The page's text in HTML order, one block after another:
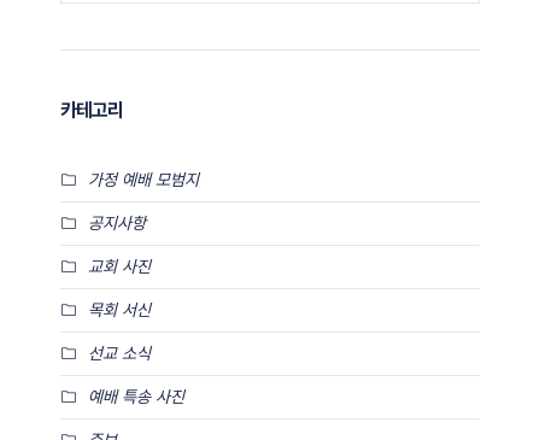
카테고리
가정 예배 모범지
공지사항
교회 사진
목회 서신
선교 소식
예배 특송 사진